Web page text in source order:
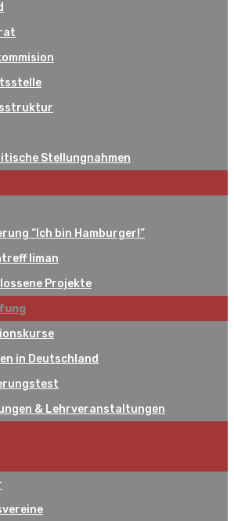
Stellungnahmen
“Ich bin Hamburger!”
liman
Projekte
in Deutschland
& Lehrveranstaltungen